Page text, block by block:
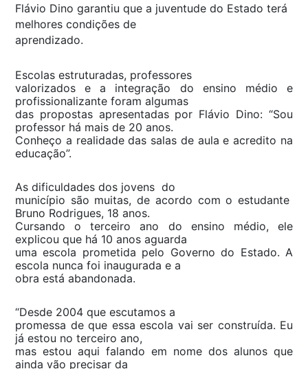
Flávio Dino garantiu que a juventude do Estado terá
melhores condições de
aprendizado.
Escolas estruturadas, professores
valorizados e a integração do ensino médio e
profissionalizante foram algumas
das propostas apresentadas por Flávio Dino: “Sou
professor há mais de 20 anos.
Conheço a realidade das salas de aula e acredito na
educação”.
As dificuldades dos jovens do
município são muitas, de acordo com o estudante
Bruno Rodrigues, 18 anos.
Cursando o terceiro ano do ensino médio, ele
explicou que há 10 anos aguarda
uma escola prometida pelo Governo do Estado. A
escola nunca foi inaugurada e a
obra está abandonada.
“Desde 2004 que escutamos a
promessa de que essa escola vai ser construída. Eu
já estou no terceiro ano,
mas estou aqui falando em nome dos alunos que
ainda vão precisar da